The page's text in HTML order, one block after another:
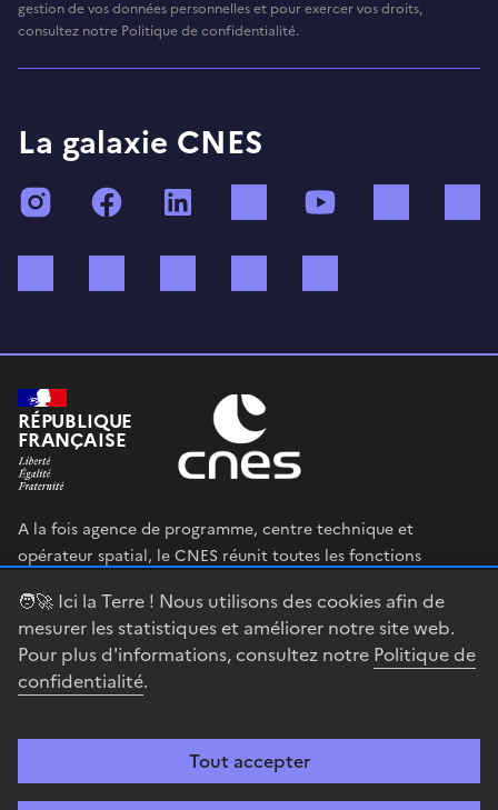
🧑‍🚀 Ici la Terre ! Nous utilisons des cookies afin de
mesurer les statistiques et améliorer notre site web.
Pour plus d'informations, consultez notre Politique de
confidentialité.
Tout accepter
gestion de vos données personnelles et pour exercer vos droits,
consultez notre Politique de confidentialité.
La galaxie CNES
InstagramFacebook TikTok
RÉPUBLIQUE
FRANÇAISE
A la fois agence de programme, centre technique et
opérateur spatial, le CNES réunit toutes les fonctions
en œuvre sa stratégie spatiale.
legifrance.gouv.fr
gouvernement.fr
Accessibilité : partiellement conforme Mentions légales